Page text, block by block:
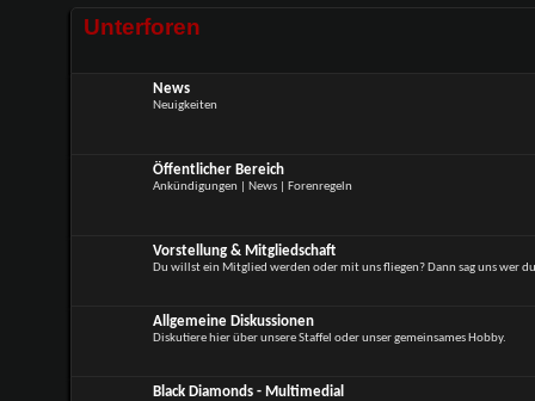
Unterforen
News
Neuigkeiten
Öffentlicher Bereich
Ankündigungen | News | Forenregeln
Vorstellung & Mitgliedschaft
Du willst ein Mitglied werden oder mit uns fliegen? Dann sag uns wer
Allgemeine Diskussionen
Diskutiere hier über unsere Staffel oder unser gemeinsames Hobby.
Black Diamonds - Multimedial